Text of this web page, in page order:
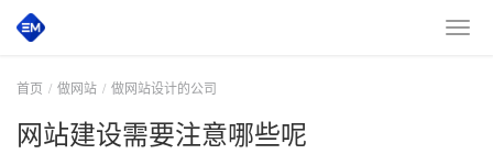
首页 做网站 做网站设计的公司
网站建设需要注意哪些呢